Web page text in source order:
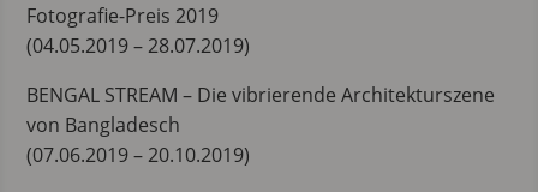
Fotografie-Preis 2019
(04.05.2019 – 28.07.2019)
BENGAL STREAM – Die vibrierende Architekturszene
von Bangladesch
(07.06.2019 – 20.10.2019)